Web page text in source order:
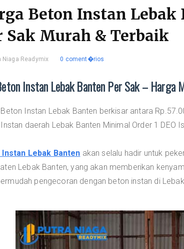
Beton Instan Lebak
Sak Murah & Terbaik
Niaga Readymix 0 coment�rios
Instan Lebak Banten Per Sak – Harga
Instan Lebak Banten berkisar antara
daerah Lebak Banten Minimal Order 1 DEO
Instan Lebak Banten akan selalu hadir untuk
Lebak Banten, yang akan memberikan
pengecoran dengan beton instan di